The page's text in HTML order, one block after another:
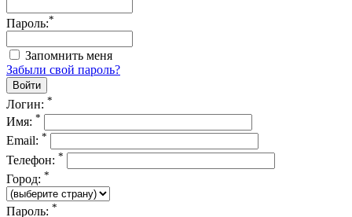
Пароль:*
Запомнить меня
Забыли свой пароль?
Логин: *
Имя: *
Email: *
Телефон: *
Город: *
Пароль: *